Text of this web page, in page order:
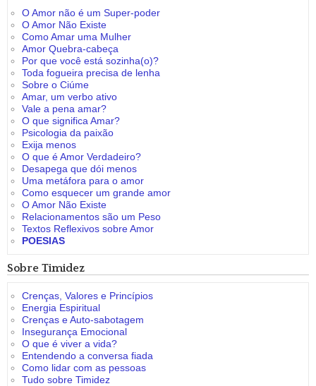
O Amor não é um Super-poder
O Amor Não Existe
Como Amar uma Mulher
Amor Quebra-cabeça
Por que você está sozinha(o)?
Toda fogueira precisa de lenha
Sobre o Ciúme
Amar, um verbo ativo
Vale a pena amar?
O que significa Amar?
Psicologia da paixão
Exija menos
O que é Amor Verdadeiro?
Desapega que dói menos
Uma metáfora para o amor
Como esquecer um grande amor
O Amor Não Existe
Relacionamentos são um Peso
Textos Reflexivos sobre Amor
POESIAS
Sobre Timidez
Crenças, Valores e Princípios
Energia Espiritual
Crenças e Auto-sabotagem
Insegurança Emocional
O que é viver a vida?
Entendendo a conversa fiada
Como lidar com as pessoas
Tudo sobre Timidez